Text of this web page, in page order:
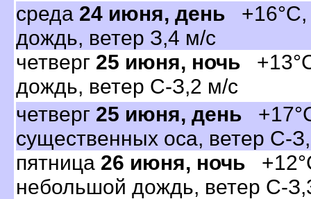
среда 24 июня, день
дождь, ветер З,4 м/с
четвер 25 июня, ночь
дождь, ветер С-З,2 м/с
четвер 25 июня, день
существенных оса, ветер С-
пятница 26 июня, ночь
небольшой дождь, ветер С-